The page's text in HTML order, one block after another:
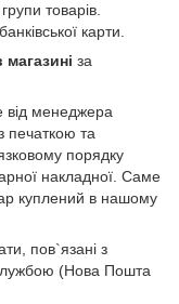
товарів.
карти.
магазині за
від менеджера
печаткою та
порядку
накладної. Саме
куплений в нашому
пов`язані з
(Нова Пошта